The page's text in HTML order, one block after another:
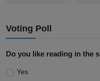
Voting Poll
Do you like reading in the
Yes